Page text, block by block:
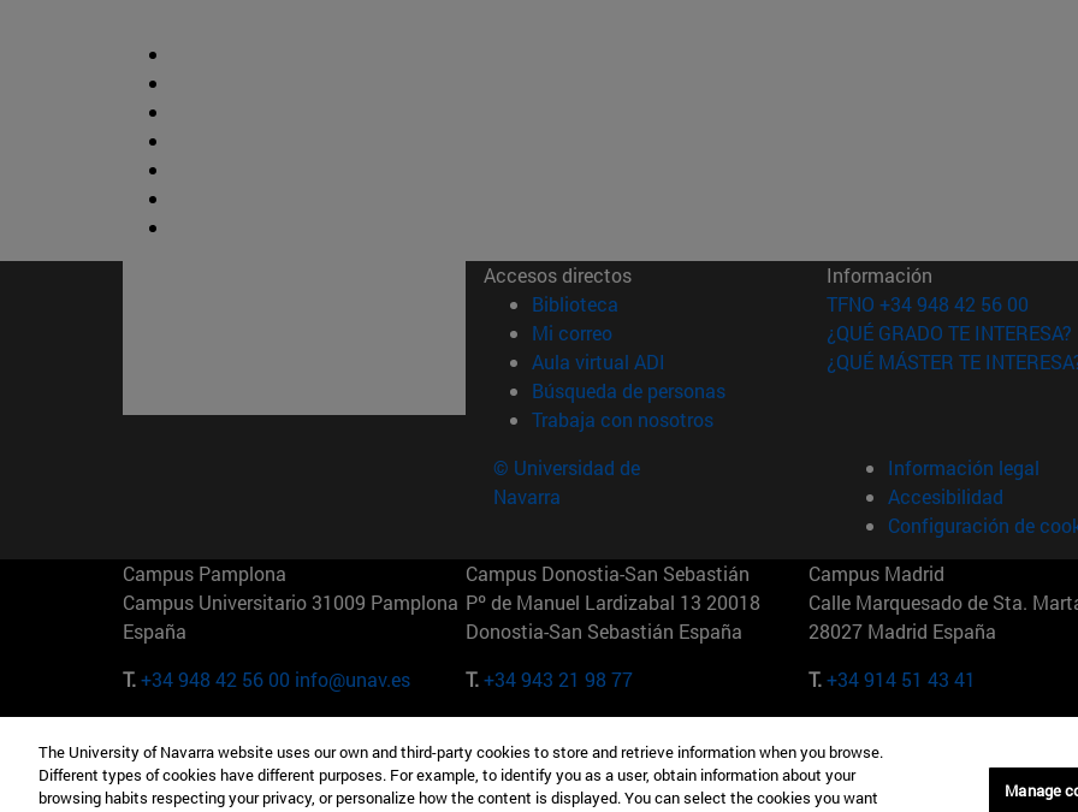
Accesos directos
Biblioteca (abre en nueva ventana)
Mi correo(abre en nueva ventana)
Aula virtual ADI (abre en nueva ventana)
Búsqueda de personas(abre en nueva ventana)
Trabaja con nosotros(abre en nueva ventana)
Información
TFNO +34 948 42 56 00
¿QUÉ GRADO TE INTERESA?
¿QUÉ MÁSTER TE
© Universidad de
Navarra
Información legal
Accesibilidad
Configuración de
Campus Pamplona
Campus Universitario 31009 Pamplona
España
T.+34 948 42 56 00 info@unav.es
Campus Donostia-San Sebastián
Pº de Manuel Lardizabal 13 20018
Donostia-San Sebastián España
T.+34 943 21 98 77
Campus Madrid
Calle Marquesado de Sta.
28027 Madrid España
T.+34 914 51 43 41
Camino del Cerro Águila 3 28023
Madrid España
165 W 57th St 10019-2201 Nueva York
EE.UU
Maria-Theresia-Straße 15
Múnich Alemania
The University of Navarra website uses our own and third-party cookies to store and retrieve information when you browse.
Different types of cookies have different purposes. For example, to identify you as a user, obtain information about your
browsing habits respecting your privacy, or personalize how the content is displayed. You can select the cookies you want
Manage